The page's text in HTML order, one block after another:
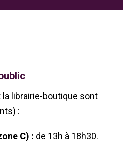
la librairie-boutique sont
:
C) : de 13h à 18h30.